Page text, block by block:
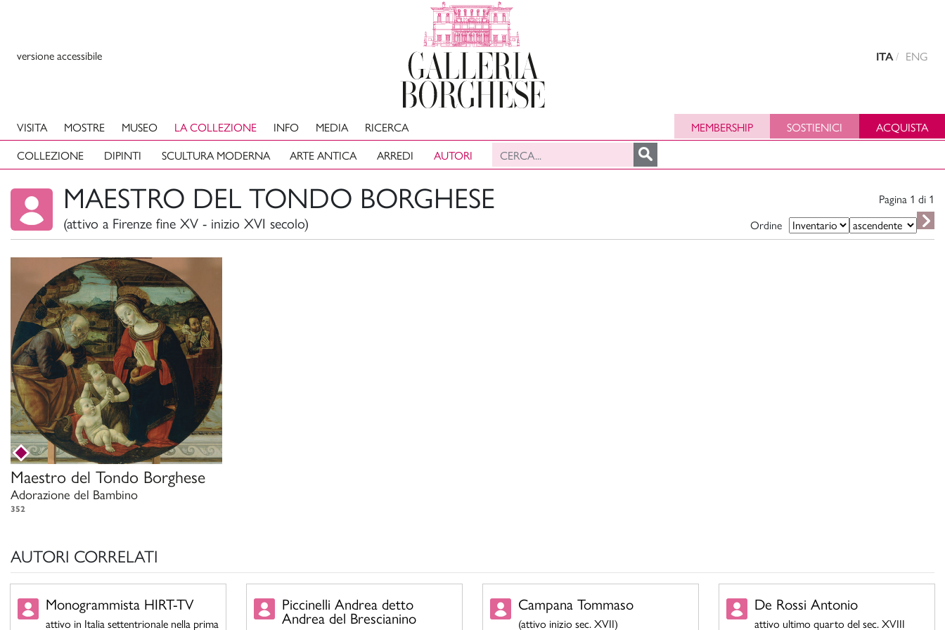
versione accessibile ITA ENG
VISITA MOSTRE MUSEO LA COLLEZIONE
COLLEZIONE DIPINTI SCULTURA MODERNA ARTE ANTICA ARREDI AUTORI
INFO MEDIA RICERCA MEMBERSHIP SOSTIENICI ACQUISTA
MAESTRO DEL TONDO BORGHESE
(attivo a Firenze fine XV - inizio XVI secolo)
Pagina 1 di 1
Ordine
Maestro del Tondo Borghese
Adorazione del Bambino
352
AUTORI CORRELATI
Monogrammista HIRT-TV
attivo in Italia settentrionale nella prima
Piccinelli Andrea detto
Andrea del Brescianino
Campana Tommaso
(attivo inizio sec. XVII)
De Rossi Antonio
attivo ultimo quarto del sec. XVIII